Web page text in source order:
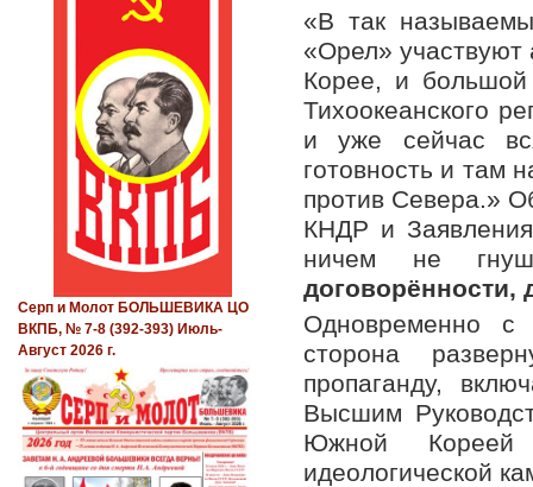
«В так
«Орел»
Корее, и большой
Тихоокеанского
и уже сейчас
готовность и там
против Севера.»
КНДР и
ничем не
договорённости,
Одновременно с
сторона
пропаганду,
Высшим
Южной Кореей
идеологической
Серп и Молот БОЛЬШЕВИКА ЦО
ВКПБ, № 7-8 (392-393) Июль-
Август 2026 г.